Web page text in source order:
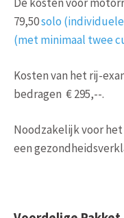
79,50solo
(met minimaal twee
Kosten van het rij-
bedragen € 295,--.
Noodzakelijk voor het
een